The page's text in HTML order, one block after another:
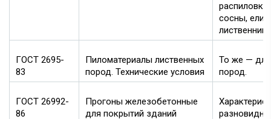
сосны, ели,
ГОСТ 2695-
83
Пиломатериалы лиственных
пород. Технические условия
То же —
пород.
ГОСТ 26992-
86
Прогоны железобетонные
для покрытий зданий